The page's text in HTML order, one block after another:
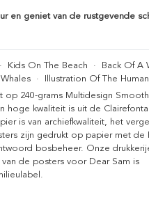
en geniet van de rustgevende
· Kids On The Beach · Back Of A
· Illustration Of The
240-grams Multidesign
hoge kwaliteit is uit de
is van archiefkwaliteit, het
zijn gedrukt op papier met de
bosbeheer. Onze
de posters voor Dear Sam is